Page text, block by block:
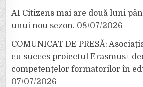
AI Citizens mai are două luni
unui nou sezon. 08/07/2026
COMUNICAT DE PRESĂ:
cu succes proiectul Erasmus+
competențelor formatorilor în
07/07/2026